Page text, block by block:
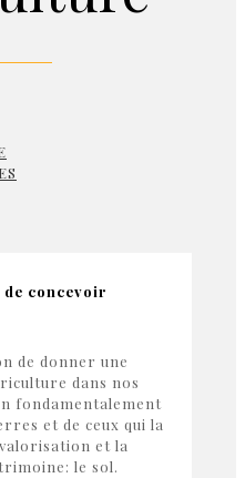
de concevoir
de donner une
dans nos
fondamentalement
et de ceux qui la
et la
le sol.